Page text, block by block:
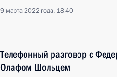
9 марта 2022 года, 18:40
Телефонный разговор с
Олафом Шольцем